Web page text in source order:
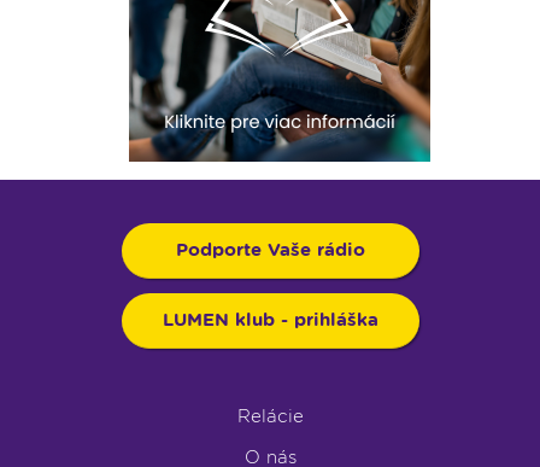
Podporte Vaše rádio
LUMEN klub - prihláška
Relácie
O nás